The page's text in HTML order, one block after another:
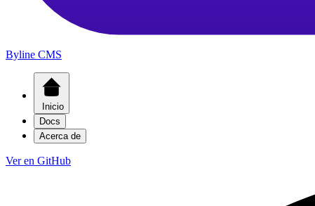
Byline CMS
Inicio
Docs
Acerca de
Ver en GitHub